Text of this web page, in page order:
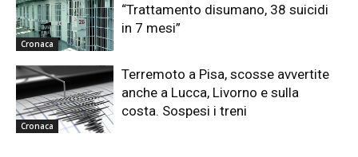
Cronaca
“Trattamento disumano, 38 suicidi
in 7 mesi”
Cronaca
Terremoto a Pisa, scosse avvertite
anche a Lucca, Livorno e sulla
costa. Sospesi i treni